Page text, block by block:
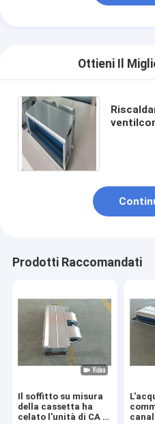
Ottieni Il
Prodotti Raccomandati
Il soffitto su misura
della cassetta ha
celato l'unità di CA di